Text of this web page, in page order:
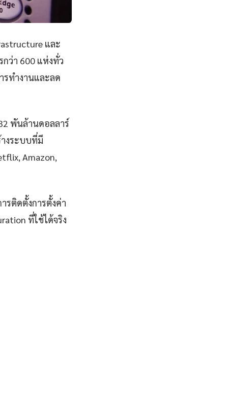
และ
ว่า 600 แห่งทั่ว
รทำงานและลด
พันล้านดอลลาร์
งระบบที่มี
Amazon,
รติดตั้งการตั้งค่า
ที่ใช้ได้จริง